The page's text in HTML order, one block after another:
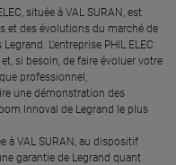
située à VAL SURAN, est
et des évolutions du marché de
L’entreprise PHIL ELEC
si besoin, de faire évoluer votre
professionnel,
une démonstration des
Innoval de Legrand le plus
à VAL SURAN, au dispositif
garantie de Legrand quant